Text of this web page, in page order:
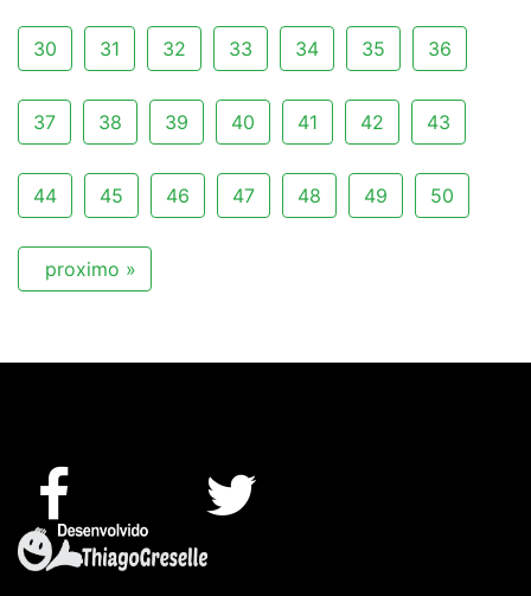
30 31 32 33 34 35 36
37 38 39 40 41 42 43
44 45 46 47 48 49 50
proximo »